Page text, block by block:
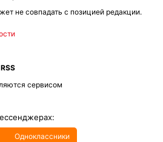
не совпадать с позицией редакции.
RSS
сервисом
Одноклассники